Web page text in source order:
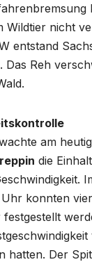
Wildtier nicht
entstand
Das Reh
am
die
konnten vier
hatten. Der